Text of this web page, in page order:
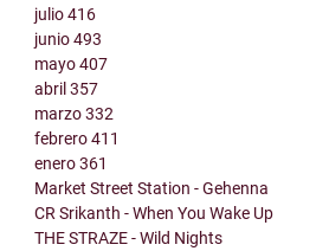
julio416
junio493
mayo407
abril357
marzo332
febrero411
enero361
Market Street Station - Gehenna
CR Srikanth - When You Wake Up
THE STRAZE - Wild Nights